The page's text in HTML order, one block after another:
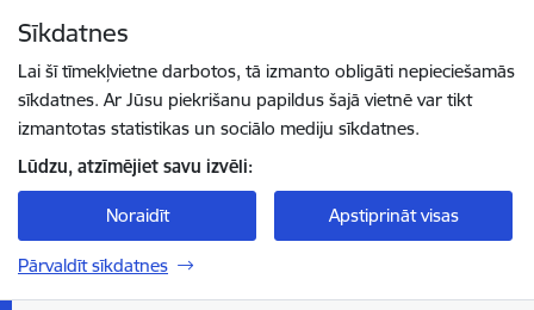
Sīkdatnes
Lai šī tīmekļvietne darbotos, tā izmanto obligāti nepieciešamās
sīkdatnes. Ar Jūsu piekrišanu papildus šajā vietnē var tikt
izmantotas statistikas un sociālo mediju sīkdatnes.
Lūdzu, atzīmējiet savu izvēli:
Noraidīt Apstiprināt visas
Pārvaldīt sīkdatnes